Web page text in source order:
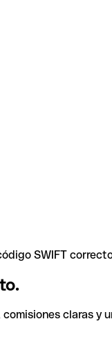
SWIFT
claras y